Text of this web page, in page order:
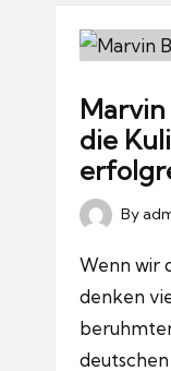
die
Posted
by
By
Wenn wir
denken